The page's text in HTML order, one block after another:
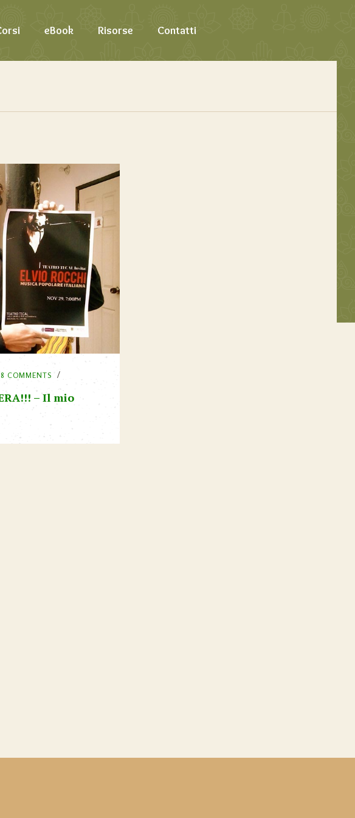
eBook Risorse Contatti
COMMENTS
– Il mio